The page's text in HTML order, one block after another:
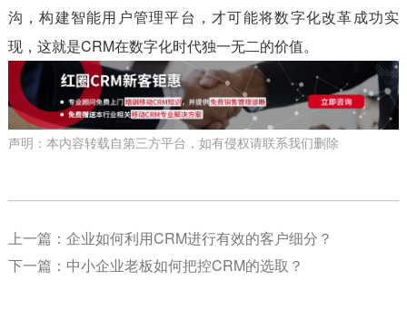
沟，构建智能用户管理平台，才可能将数字化改革成功实
现，这就是CRM在数字化时代独一无二的价值。
声明：本内容转载自第三方平台，如有侵权请联系我们删除
上一篇： 企业如何利用CRM进行有效的客户细分？
下一篇： 中小企业老板如何把控CRM的选取？